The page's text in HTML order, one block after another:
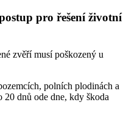
pro řešení životní
zvěří musí poškozený u
polních plodinách a
20 dnů ode dne, kdy škoda